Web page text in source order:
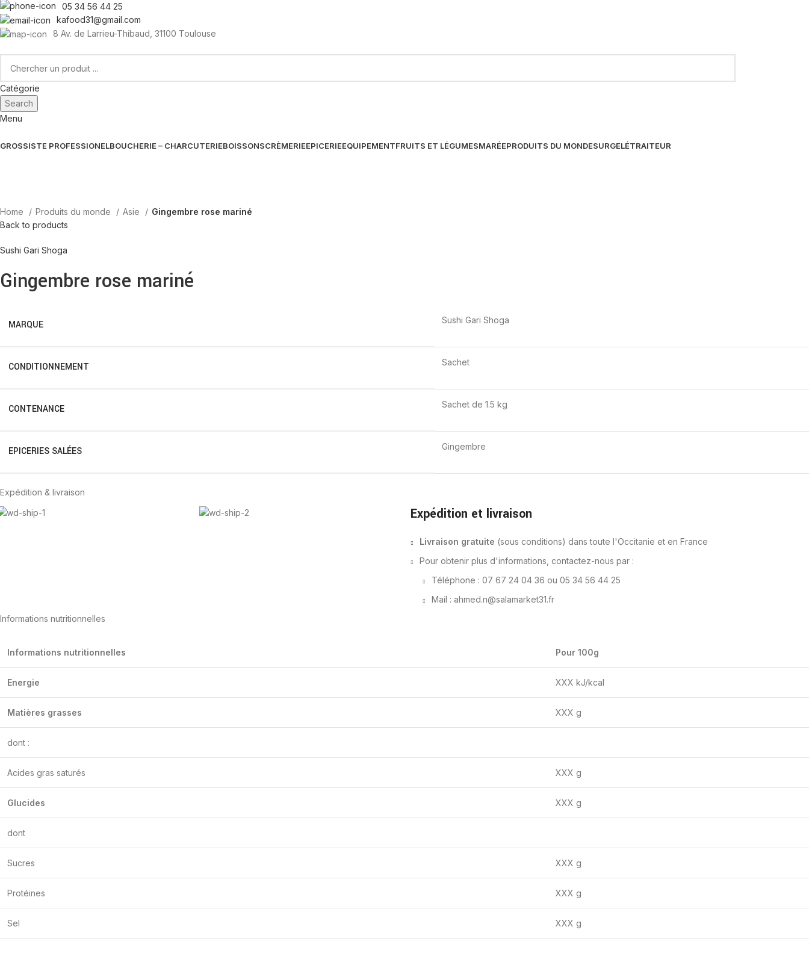
05 34 56 44 25
kafood31@gmail.com
8 Av. de Larrieu-Thibaud, 31100 Toulouse
Catégorie
Search
Menu
GROSSISTE PROFESSIONELBOUCHERIE – CHARCUTERIEBOISSONSCRÈMERIEEPICERIEEQUIPEMENTFRUITS ET LÉGUMESMARÉEPRODUITS DU MONDESURGELÉTRAITEUR
Home Produits du monde Asie
Gingembre rose mariné
Back to products
Sushi Gari Shoga
Gingembre rose mariné
MARQUE Sushi Gari Shoga
CONDITIONNEMENT Sachet
CONTENANCE Sachet de 1.5 kg
EPICERIES SALÉES Gingembre
Expédition & livraison
Expédition et livraison
Livraison gratuite (sous conditions) dans toute l'Occitanie et en France
Pour obtenir plus d'informations, contactez-nous par :
Téléphone : 07 67 24 04 36 ou 05 34 56 44 25
Mail : ahmed.n@salamarket31.fr
Informations nutritionnelles
Informations nutritionnelles Pour 100g
Energie XXX kJ/kcal
Matières grasses XXX g
dont :
Acides gras saturés XXX g
Glucides XXX g
dont
Sucres XXX g
Protéines XXX g
Sel XXX g